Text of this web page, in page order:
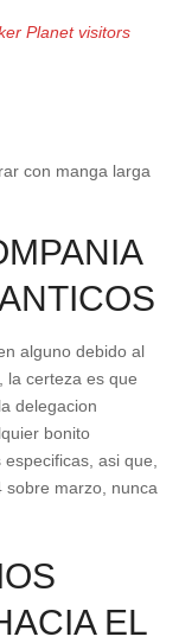
Planet visitors
con manga larga
alguno debido al
la certeza es que
delegacion
bonito
asi que,
sobre marzo, nunca
EL